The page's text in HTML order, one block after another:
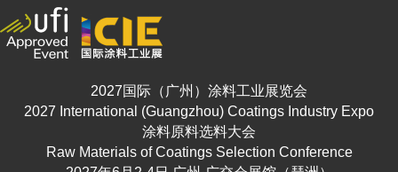
2027国际（广州）涂料工业展览会
2027 International (Guangzhou) Coatings Industry Expo
涂料原料选料大会
Raw Materials of Coatings Selection Conference